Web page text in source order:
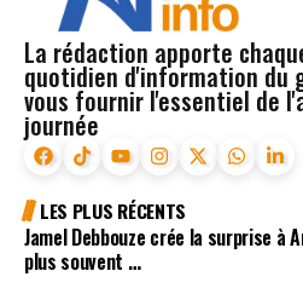
La rédaction apporte
quotidien d'information du
vous fournir l'essentiel de
journée
LES PLUS RÉCENTS
Jamel Debbouze crée la surprise à
plus souvent …